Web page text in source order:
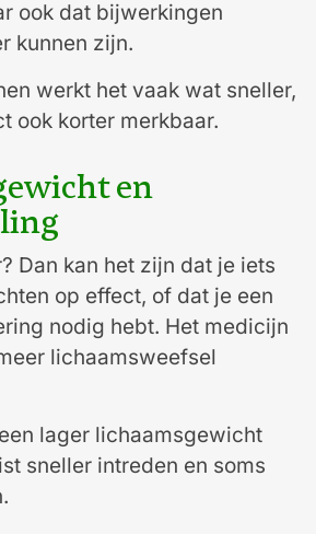
ook dat bijwerkingen
kunnen zijn.
werkt het vaak wat sneller,
ook korter merkbaar.
en
Dan kan het zijn dat je iets
op effect, of dat je een
nodig hebt. Het medicijn
lichaamsweefsel
lager lichaamsgewicht
sneller intreden en soms